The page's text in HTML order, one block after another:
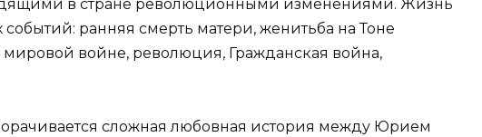
в стране революционными изменениями. Жизнь
ранняя смерть матери, женитьба на Тоне
мировой войне, революция, Гражданская война,
сложная любовная история между Юрием